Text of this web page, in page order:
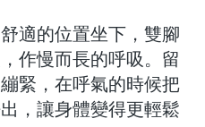
適的位置坐下，雙腳
作慢而長的呼吸。留
緊，在呼氣的時候把
，讓身體變得更輕鬆